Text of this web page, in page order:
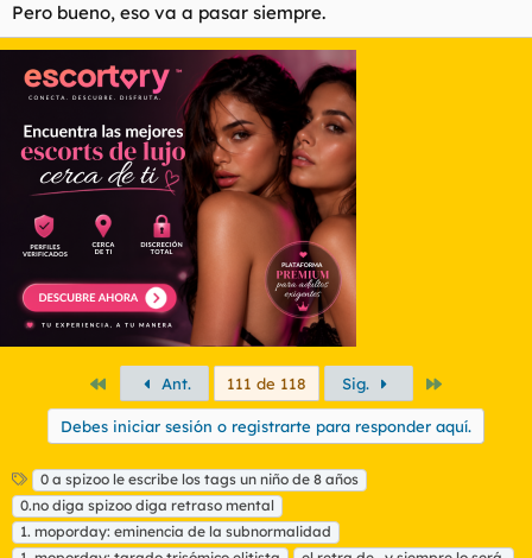
Pero bueno, eso va a pasar siempre.
PrimeroAnt. 111 de 118 Sig.
Debes iniciar sesión o registrarte para responder aquí.
E
t
i
q
0 a spizoo le escribe los tags un niño de 8 años
0.no diga spizoo diga retraso mental
1. moporday: eminencia de la subnormalidad